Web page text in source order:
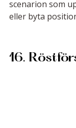
scenarion som
eller byta
16.